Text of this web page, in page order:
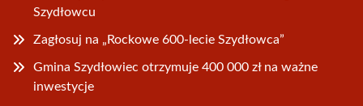
Szydłowcu
Zagłosuj na „Rockowe 600-lecie Szydłowca”
Gmina Szydłowiec otrzymuje 400 000 zł na ważne
inwestycje